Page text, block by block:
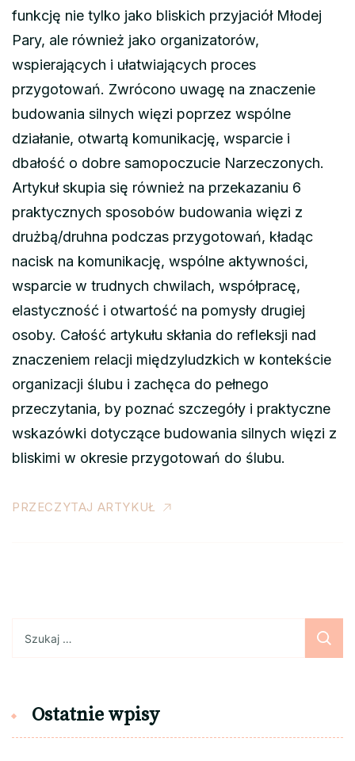
funkcję nie tylko jako bliskich przyjaciół Młodej
Pary, ale również jako organizatorów,
wspierających i ułatwiających proces
przygotowań. Zwrócono uwagę na znaczenie
budowania silnych więzi poprzez wspólne
działanie, otwartą komunikację, wsparcie i
dbałość o dobre samopoczucie Narzeczonych.
Artykuł skupia się również na przekazaniu 6
praktycznych sposobów budowania więzi z
drużbą/druhna podczas przygotowań, kładąc
nacisk na komunikację, wspólne aktywności,
wsparcie w trudnych chwilach, współpracę,
elastyczność i otwartość na pomysły drugiej
osoby. Całość artykułu skłania do refleksji nad
znaczeniem relacji międzyludzkich w kontekście
organizacji ślubu i zachęca do pełnego
przeczytania, by poznać szczegóły i praktyczne
wskazówki dotyczące budowania silnych więzi z
bliskimi w okresie przygotowań do ślubu.
PRZECZYTAJ ARTYKUŁ
Ostatnie wpisy